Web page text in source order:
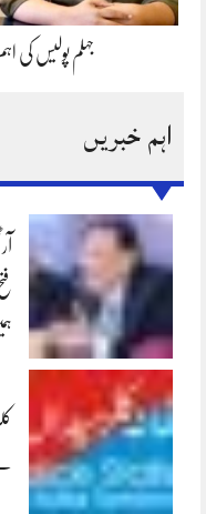
جہلم پولیس کی اہم کاروائی،
اہم خبریں